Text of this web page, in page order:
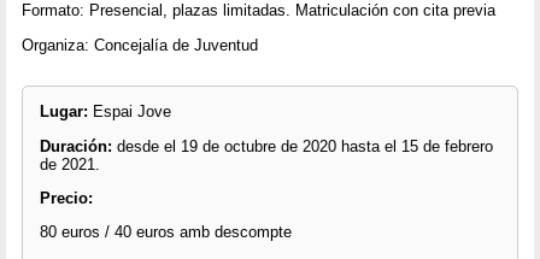
Formato: Presencial, plazas limitadas. Matriculación con cita previa
Organiza: Concejalía de Juventud
Lugar: Espai Jove
Duración: desde el 19 de octubre de 2020 hasta el 15 de febrero
de 2021.
Precio:
80 euros / 40 euros amb descompte